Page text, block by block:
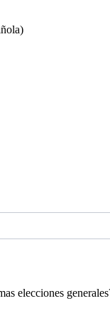
elecciones